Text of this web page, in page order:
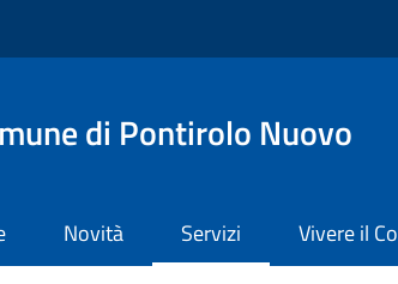
di Pontirolo Nuovo
Novità Servizi Vivere il